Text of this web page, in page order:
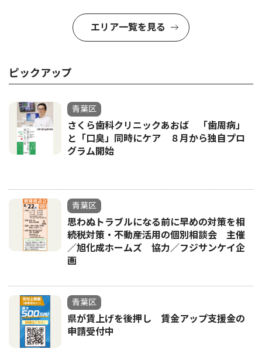
エリア一覧を見る
ピックアップ
青葉区
さくら歯科クリニックあおば 「歯周病」
と「口臭」同時にケア ８月から独自プロ
グラム開始
青葉区
思わぬトラブルになる前に早めの対策を相
続税対策・不動産活用の個別相談会 主催
／旭化成ホームズ 協力／フジサンケイ企
画
青葉区
県が賃上げを後押し 賃金アップ支援金の
申請受付中